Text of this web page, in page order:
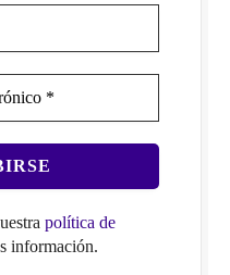
política de
información.